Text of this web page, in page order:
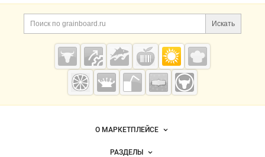
Искать
Grainboard.ru
— зерно и
мука
О МАРКЕТПЛЕЙСЕ
Новости Grainboard.ru
РАЗДЕЛЫ